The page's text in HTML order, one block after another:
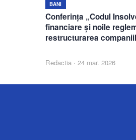
BANI
Conferința „Codul
financiare și noile
restructurarea
Redactia· 24 mar. 2026